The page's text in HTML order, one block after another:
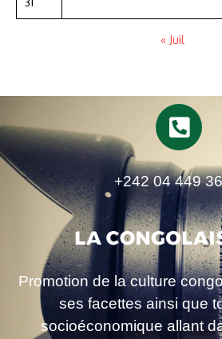
« Juil
+242 04 449
Promotion de la culture
ses facettes ainsi que
socioéconomique allant